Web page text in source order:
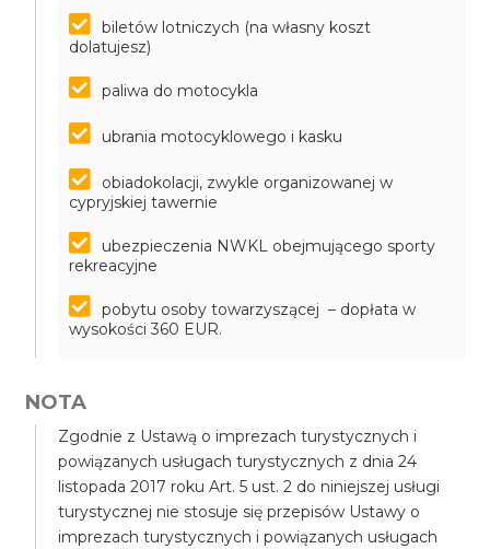
biletów lotniczych (na własny koszt
dolatujesz)
paliwa do motocykla
ubrania motocyklowego i kasku
obiadokolacji, zwykle organizowanej w
cypryjskiej tawernie
ubezpieczenia NWKL obejmującego sporty
rekreacyjne
pobytu osoby towarzyszącej – dopłata w
wysokości 360 EUR.
NOTA
Zgodnie z Ustawą o imprezach turystycznych i
powiązanych usługach turystycznych z dnia 24
listopada 2017 roku Art. 5 ust. 2 do niniejszej usługi
turystycznej nie stosuje się przepisów Ustawy o
imprezach turystycznych i powiązanych usługach